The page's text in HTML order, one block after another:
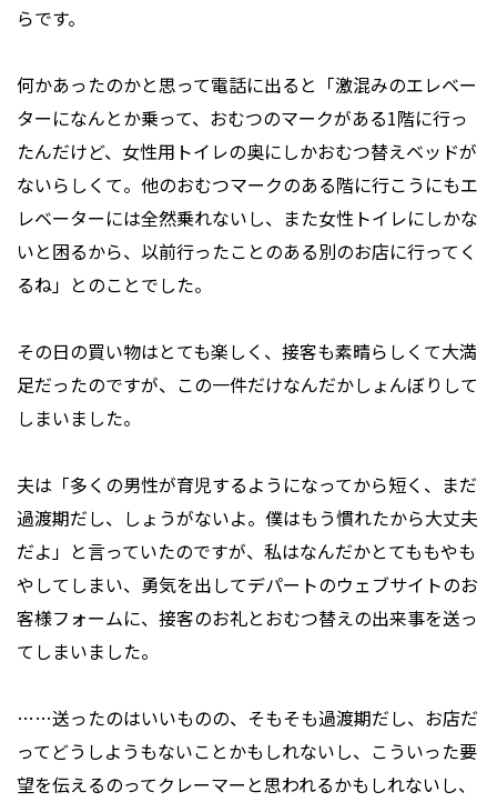
らです。
何かあったのかと思って電話に出ると「激混みのエレベー
ターになんとか乗って、おむつのマークがある1階に行っ
たんだけど、女性用トイレの奥にしかおむつ替えベッドが
ないらしくて。他のおむつマークのある階に行こうにもエ
レベーターには全然乗れないし、また女性トイレにしかな
いと困るから、以前行ったことのある別のお店に行ってく
るね」とのことでした。
その日の買い物はとても楽しく、接客も素晴らしくて大満
足だったのですが、この一件だけなんだかしょんぼりして
しまいました。
夫は「多くの男性が育児するようになってから短く、まだ
過渡期だし、しょうがないよ。僕はもう慣れたから大丈夫
だよ」と言っていたのですが、私はなんだかとてももやも
やしてしまい、勇気を出してデパートのウェブサイトのお
客様フォームに、接客のお礼とおむつ替えの出来事を送っ
てしまいました。
……送ったのはいいものの、そもそも過渡期だし、お店だ
ってどうしようもないことかもしれないし、こういった要
望を伝えるのってクレーマーと思われるかもしれないし、